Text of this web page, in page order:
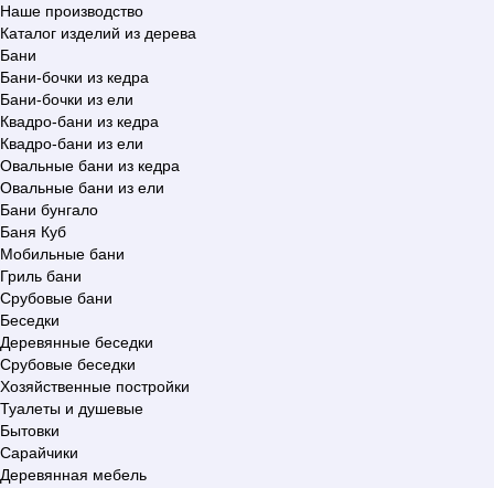
Наше производство
Каталог изделий из дерева
Бани
Бани-бочки из кедра
Бани-бочки из ели
Квадро-бани из кедра
Квадро-бани из ели
Овальные бани из кедра
Овальные бани из ели
Бани бунгало
Баня Куб
Мобильные бани
Гриль бани
Срубовые бани
Беседки
Деревянные беседки
Срубовые беседки
Хозяйственные постройки
Туалеты и душевые
Бытовки
Сарайчики
Деревянная мебель